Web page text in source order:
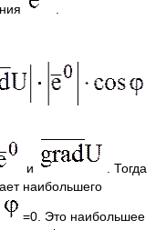
и
. Тогда
наибольшего
=0. Это наибольшее